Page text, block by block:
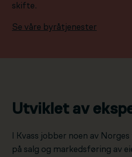
skifte.
Se våre byråtjenester
Utviklet av
I Kvass jobber noen av
på salg og markedsføring av